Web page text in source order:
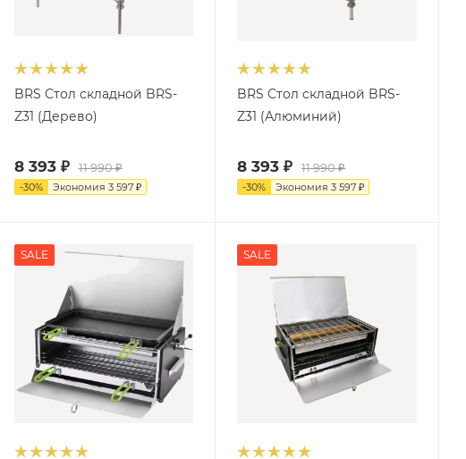
BRS Стол складной BRS-
Z31 (Дерево)
8 393₽ 11 990₽
-30% Экономия 3 597₽
BRS Стол складной BRS-
Z31 (Алюминий)
8 393 ₽ 11 990₽
-30% Экономия3 597 ₽
SALE SALE